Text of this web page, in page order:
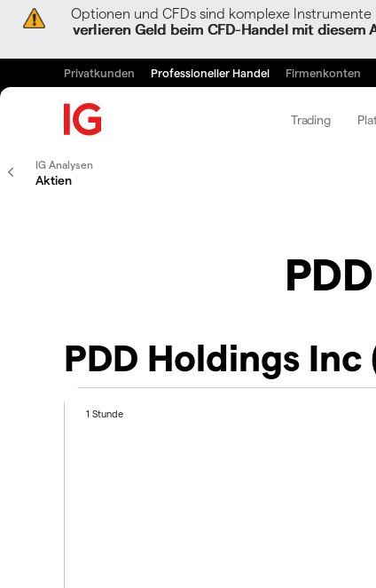
Optionen und CFDs sind komplexe
verlieren Geld beim CFD-Handel mit diesem
Privatkunden Professioneller Handel Firmenkonten
Trading
IG Analysen
Aktien
PDD Holdings
1 Stunde